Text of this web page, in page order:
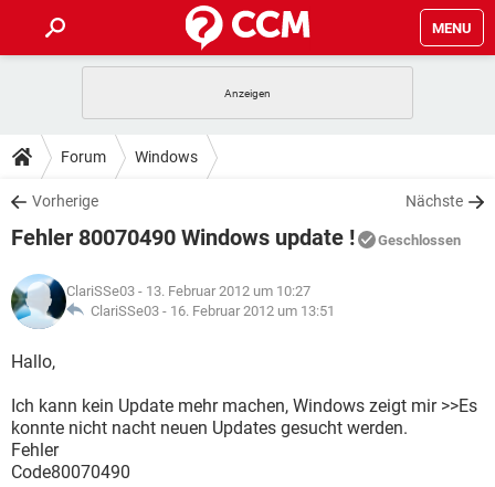
MENU
ANDROID
WINDOWS 10
WHATSAPP TIKTOK
FACEBOOK
TIPPS & TRICKS
SPIELE
WHATSAPP TIKTOK
FACEBOOK
DOWNLOADS
SPIELE STREAMING
ANDROID
WINDOWS 10 INSTAGRAM
WHATSAPP
SPIELE STREAMING
ANDROID
WINDOWS 10
WHATSAPP TIKTOK
FACEBOOK
LEXIKON
SPIELE
WINDOWS 10 INSTAGRAM
WHATSAPP
Forum Windows
Vorherige Nächste
Fehler 80070490 Windows update ! Geschlossen
ClariSSe03 - 13. Februar 2012 um 10:27
ClariSSe03 - 16. Februar 2012 um 13:51
Hallo,
Ich kann kein Update mehr machen, Windows zeigt mir >>Es
konnte nicht nacht neuen Updates gesucht werden.
Fehler
Code80070490